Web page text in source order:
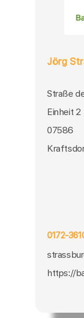
Jörg
Straße
Einheit 2
07586
0172-
https://